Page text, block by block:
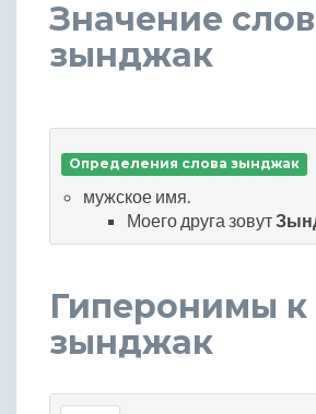
Значение
зынджак
Определения слова зынджак
мужское имя.
Моего друга зовут
Гиперонимы к
зынджак